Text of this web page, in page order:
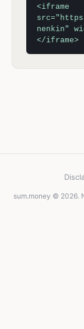
<iframe
nenkin"
</iframe>
sum.money © 2026.